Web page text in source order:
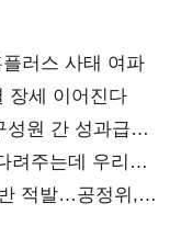
러스 사태 여파
장세 이어진다
원 간 성과급
려주는데 우리는
닥 구하기
적발…공정위,